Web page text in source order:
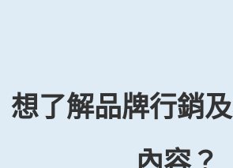
想了解品牌行銷
內容？